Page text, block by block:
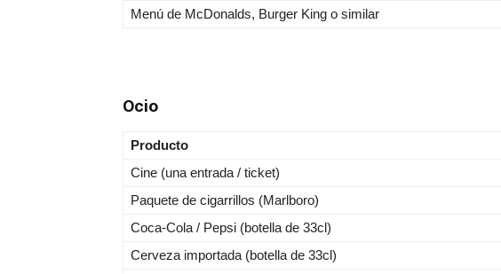
Menú de McDonalds, Burger King o similar
Ocio
Producto
Cine (una entrada / ticket)
Paquete de cigarrillos (Marlboro)
Coca-Cola / Pepsi (botella de 33cl)
Cerveza importada (botella de 33cl)